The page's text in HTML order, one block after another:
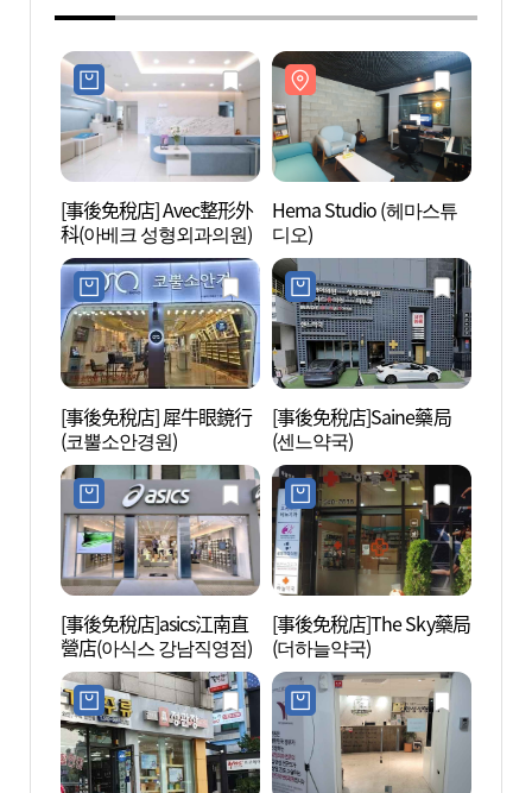
[事後免稅店] Avec整形外
科(아베크 성형외과의원)
Hema Studio (헤마스튜
디오)
[事後免稅店] 犀牛眼鏡行
(코뿔소안경원)
[事後免稅店]Saine藥局
(센느약국)
[事後免稅店]asics江南直
營店(아식스 강남직영점)
[事後免稅店]The Sky藥局
(더하늘약국)